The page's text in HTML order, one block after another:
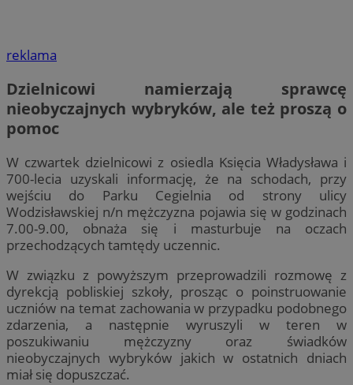
reklama
Dzielnicowi namierzają sprawcę
nieobyczajnych wybryków, ale też proszą o
pomoc
W czwartek dzielnicowi z osiedla Księcia Władysława i
700-lecia uzyskali informację, że na schodach, przy
wejściu do Parku Cegielnia od strony ulicy
Wodzisławskiej n/n mężczyzna pojawia się w godzinach
7.00-9.00, obnaża się i masturbuje na oczach
przechodzących tamtędy uczennic.
W związku z powyższym przeprowadzili rozmowę z
dyrekcją pobliskiej szkoły, prosząc o poinstruowanie
uczniów na temat zachowania w przypadku podobnego
zdarzenia, a następnie wyruszyli w teren w
poszukiwaniu mężczyzny oraz świadków
nieobyczajnych wybryków jakich w ostatnich dniach
miał się dopuszczać.